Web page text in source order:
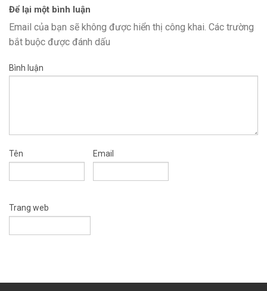
Để lại một bình luận
Email của bạn sẽ không được hiển thị công khai. Các trường
bắt buộc được đánh dấu
Bình luận
Tên Email
Trang web